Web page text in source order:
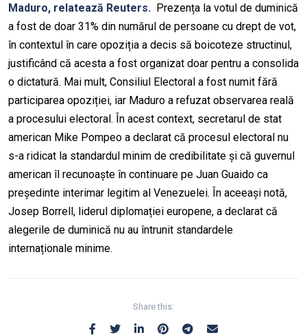
Maduro, relatează Reuters. Prezența la votul de duminică
a fost de doar 31% din numărul de persoane cu drept de vot,
în contextul în care opoziția a decis să boicoteze structinul,
justificând că acesta a fost organizat doar pentru a consolida
o dictatură. Mai mult, Consiliul Electoral a fost numit fără
participarea opoziției, iar Maduro a refuzat observarea reală
a procesului electoral. În acest context, secretarul de stat
american Mike Pompeo a declarat că procesul electoral nu
s-a ridicat la standardul minim de credibilitate și că guvernul
american îl recunoaște în continuare pe Juan Guaido ca
președinte interimar legitim al Venezuelei. În aceeași notă,
Josep Borrell, liderul diplomației europene, a declarat că
alegerile de duminică nu au întrunit standardele
internaționale minime.
Share this: